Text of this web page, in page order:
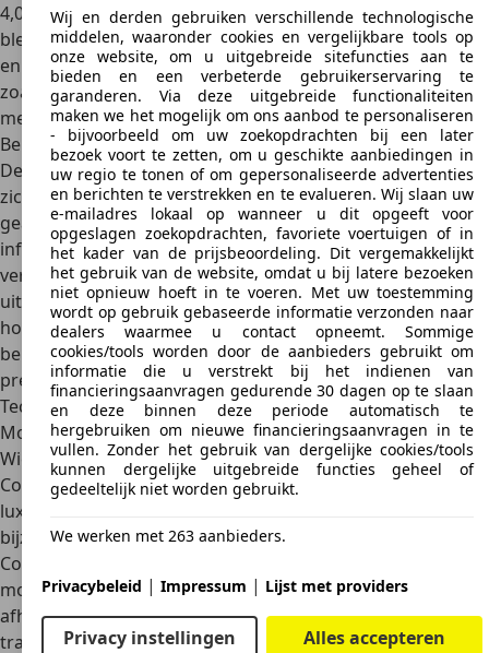
4,0-liter V8-motor naast de bestaande W12. De prestaties
bleven op een hoog niveau, met vergelijkbare acceleratie
en topsnelheden als de eerste generatie. Nieuwe varianten
zoals de V8 S en de GT Speed werden geïntroduceerd, elk
met hun eigen unieke eigenschappen.
Bentley Continental – derde generatie (2018-heden)
De derde generatie – geïntroduceerd in 2018 – kenmerkte
zich door verdere technologische innovaties, inclusief
geavanceerde rijhulpsystemen en een geüpdatet
infotainmentsysteem. Het exterieurdesign werd opnieuw
verfijnd, met scherpere lijnen en een modernere
uitstraling, terwijl het interieur nog luxueuzer werd met
hoogwaardige materialen. De W12-motor bleef een
belangrijk onderdeel, maar werd geüpgraded voor betere
prestaties en efficiëntie.
Technische gegevens
Motorisatie
Wie veel power wenst, moet wel kijken naar een Bentley
Continental. Het model biedt niet alleen een overvloed aan
luxe, maar legt ook de lat als het gaat om prestaties
bijzonder hoog. Onder de motorkap van een Bentley
Continental GT ligt doorgaans een
motor(W12) of eenkrachtige V8 motor. Het vermogen is
afhankelijk van de uitvoering. Alle modellen hebben een 8-
traps transmissie metdubbele koppeling. Als de
Wij en derden gebruiken verschillende technologische
middelen, waaronder cookies en vergelijkbare tools op
onze website, om u uitgebreide sitefuncties aan te
bieden en een verbeterde gebruikerservaring te
garanderen. Via deze uitgebreide functionaliteiten
maken we het mogelijk om ons aanbod te personaliseren
- bijvoorbeeld om uw zoekopdrachten bij een later
bezoek voort te zetten, om u geschikte aanbiedingen in
uw regio te tonen of om gepersonaliseerde advertenties
en berichten te verstrekken en te evalueren. Wij slaan uw
e-mailadres lokaal op wanneer u dit opgeeft voor
opgeslagen zoekopdrachten, favoriete voertuigen of in
het kader van de prijsbeoordeling. Dit vergemakkelijkt
het gebruik van de website, omdat u bij latere bezoeken
niet opnieuw hoeft in te voeren. Met uw toestemming
wordt op gebruik gebaseerde informatie verzonden naar
dealers waarmee u contact opneemt. Sommige
cookies/tools worden door de aanbieders gebruikt om
informatie die u verstrekt bij het indienen van
financieringsaanvragen gedurende 30 dagen op te slaan
en deze binnen deze periode automatisch te
hergebruiken om nieuwe financieringsaanvragen in te
vullen. Zonder het gebruik van dergelijke cookies/tools
kunnen dergelijke uitgebreide functies geheel of
gedeeltelijk niet worden gebruikt.
We werken met 263 aanbieders.
Privacybeleid | Impressum | Lijst met providers
Privacy instellingen Alles accepteren